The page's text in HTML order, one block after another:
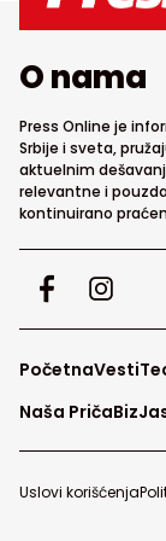
O nama
Press Online je
Srbije i sveta,
aktuelnim
relevantne i
kontinuirano
PočetnaVesti
Naša PričaBiz
Uslovi korišćenja